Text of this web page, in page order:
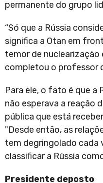
permanente do grupo
“Só que a Rússia
significa a Otan em
temor de nuclearização
completou o professor
Para ele, o fato é que a
não esperava a reação
pública que está
"Desde então, as
tem degringolado cada
classificar a Rússia
Presidente deposto